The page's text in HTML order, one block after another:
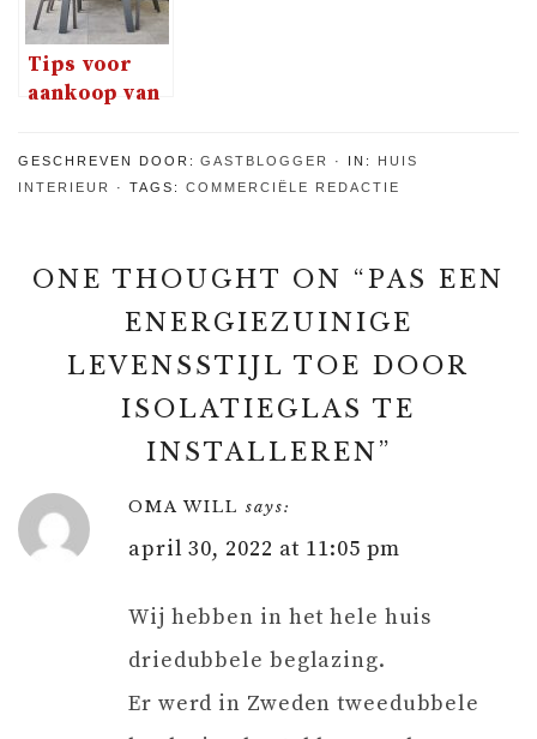
kinderen
Tips voor
aankoop van
tuinset
GESCHREVEN DOOR: GASTBLOGGER IN: HUIS
INTERIEUR
TAGS: COMMERCIËLE REDACTIE
ONE THOUGHT ON “ PAS EEN
ENERGIEZUINIGE
LEVENSSTIJL TOE DOOR
ISOLATIEGLAS TE
INSTALLEREN”
OMA WILL says:
april 30, 2022 at 11:05 pm
Wij hebben in het hele huis
driedubbele beglazing.
Er werd in Zweden tweedubbele